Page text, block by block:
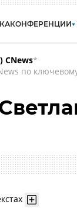
КОНФЕРЕНЦИИ
CNews*
по